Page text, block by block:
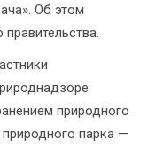
Об этом
природного
парка —